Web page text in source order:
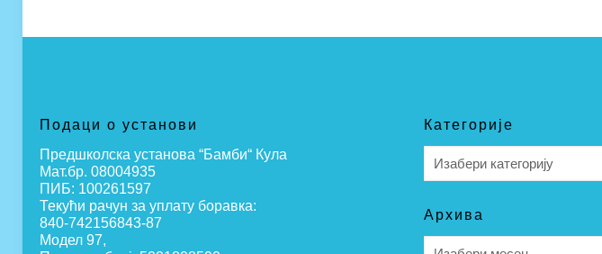
Подаци о установи
Предшколска установа “Бамби“ Кула
Мат.бр. 08004935
ПИБ: 100261597
Текући рачун за уплату боравка:
840-742156843-87
Модел 97,
Категорије
Архива